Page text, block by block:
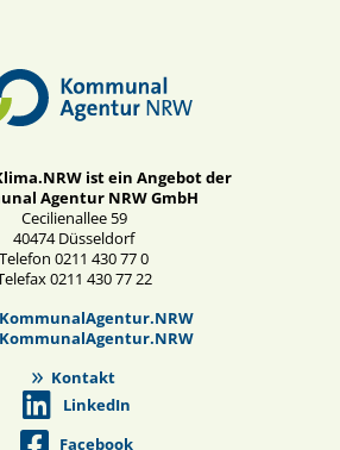
ist ein Angebot der
Agentur NRW GmbH
Cecilienallee 59
40474 Düsseldorf
Telefon 0211 430 77 0
0211 430 77 22
Kontakt
LinkedIn
Facebook